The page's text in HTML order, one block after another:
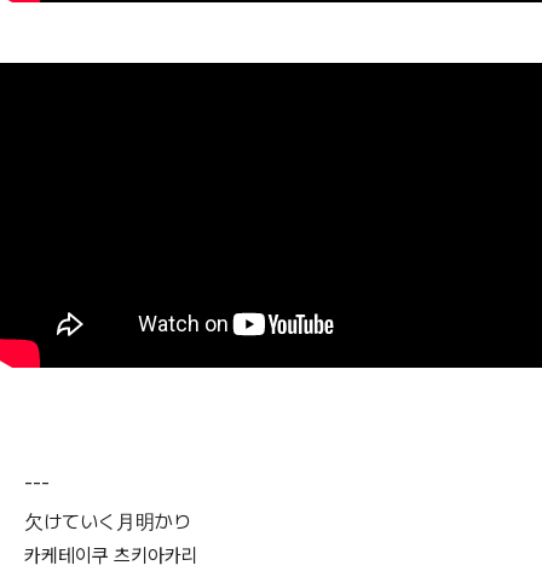
---
欠けていく月明かり
카케테이쿠 츠키아카리